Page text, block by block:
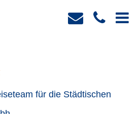
für die Städtischen